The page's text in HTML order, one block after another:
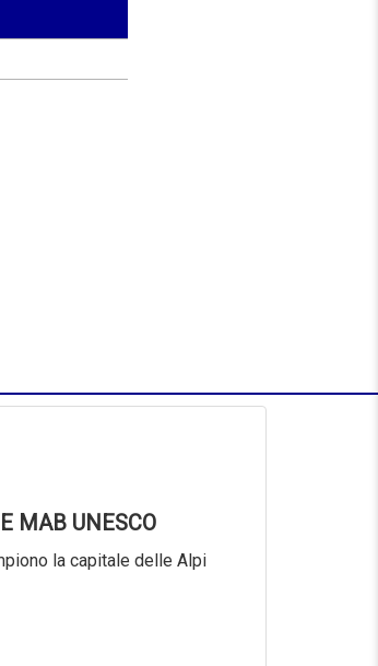
MAB UNESCO
la capitale delle Alpi